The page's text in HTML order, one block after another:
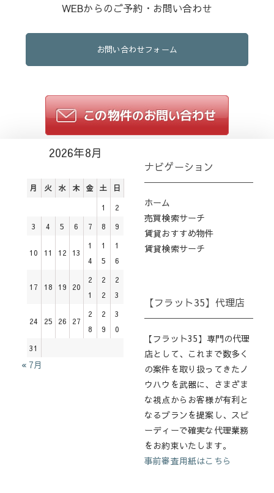
WEBからのご予約・お問い合わせ
お問い合わせフォーム
2026年8月
月 火 水 木 金 土 日
1
2
3
4 5 6 7 8 9
10 11 12 13
1
4
1
5
1
6
17 18 19 20
2
1
2
2
2
3
24 25 26 27
2
8
2
9
3
0
31
« 7月
ナビゲーション
ホーム
売買検索サーチ
賃貸おすすめ物件
賃貸検索サーチ
【フラット35】代理店
【フラット35】専門の代理
店として、これまで数多く
の案件を取り扱ってきたノ
ウハウを武器に、さまざま
な視点からお客様が有利と
なるプランを提案し、スピ
ーディーで確実な代理業務
をお約束いたします。
事前審査用紙はこちら